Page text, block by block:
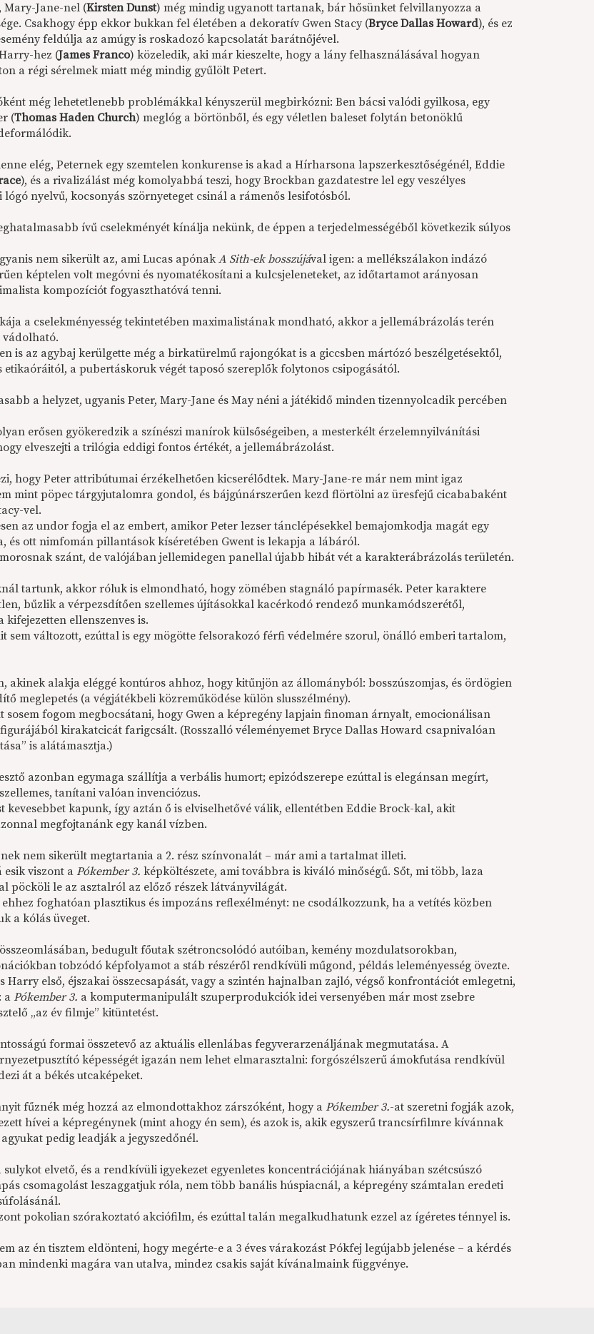
Mary-Jane-nel (Kirsten Dunst) még mindig ugyanott tartanak, bár hősünket felvillanyozza a
Csakhogy épp ekkor bukkan fel életében a dekoratív Gwen Stacy (Bryce Dallas Howard), és ez
feldúlja az amúgy is roskadozó kapcsolatát barátnőjével.
hez (James Franco) közeledik, aki már kieszelte, hogy a lány felhasználásával hogyan
a régi sérelmek miatt még mindig gyűlölt Petert.
még lehetetlenebb problémákkal kényszerül megbirkózni: Ben bácsi valódi gyilkosa, egy
(Thomas Haden Church) meglóg a börtönből, és egy véletlen baleset folytán betonöklű
elég, Peternek egy szemtelen konkurense is akad a Hírharsona lapszerkesztőségénél, Eddie
), és a rivalizálást még komolyabbá teszi, hogy Brockban gazdatestre lel egy veszélyes
lógó nyelvű, kocsonyás szörnyeteget csinál a rámenős lesifotósból.
ívű cselekményét kínálja nekünk, de éppen a terjedelmességéből következik súlyos
nem sikerült az, ami Lucas apónakA Sith-ek bosszújával igen: a mellékszálakon indázó
képtelen volt megóvni és nyomatékosítani a kulcsjeleneteket, az időtartamot arányosan
kompozíciót fogyaszthatóvá tenni.
a cselekményesség tekintetében maximalistának mondható, akkor a jellemábrázolás terén
is az agybaj kerülgette még a birkatürelmű rajongókat is a giccsben mártózó beszélgetésektől,
etikaóráitól, a pubertáskoruk végét taposó szereplők folytonos csipogásától.
a helyzet, ugyanis Peter, Mary-Jane és May néni a játékidő minden tizennyolcadik percében
erősen gyökeredzik a színészi manírok külsőségeiben, a mesterkélt érzelemnyilvánítási
elveszejti a trilógia eddigi fontos értékét, a jellemábrázolást.
hogy Peter attribútumai érzékelhetően kicserélődtek. Mary-Jane-re már nem mint igaz
mint pöpec tárgyjutalomra gondol, és bájgúnárszerűen kezd flörtölni az üresfejű cicababaként
vel.
az undor fogja el az embert, amikor Peter lezser tánclépésekkel bemajomkodja magát egy
és ott nimfomán pillantások kíséretében Gwent is lekapja a lábáról.
szánt, de valójában jellemidegen panellal újabb hibát vét a karakterábrázolás területén.
tartunk, akkor róluk is elmondható, hogy zömében stagnáló papírmasék. Peter karaktere
bűzlik a vérpezsdítően szellemes újításokkal kacérkodó rendező munkamódszerétől,
ellenszenves is.
sem változott, ezúttal is egy mögötte felsorakozó férfi védelmére szorul, önálló emberi tartalom,
akinek alakja eléggé kontúros ahhoz, hogy kitűnjön az állományból: bosszúszomjas, és ördögien
meglepetés (a végjátékbeli közreműködése külön slusszélmény).
sosem fogom megbocsátani, hogy Gwen a képregény lapjain finoman árnyalt, emocionálisan
kirakatcicát farigcsált. (Rosszalló véleményemet Bryce Dallas Howard csapnivalóan
is alátámasztja.)
azonban egymaga szállítja a verbális humort; epizódszerepe ezúttal is elegánsan megírt,
tanítani valóan invenciózus.
kevesebbet kapunk, így aztán ő is elviselhetővé válik, ellentétben Eddie Brock-kal, akit
megfojtanánk egy kanál vízben.
nem sikerült megtartania a 2. rész színvonalát – már ami a tartalmat illeti.
esik viszont aPókember 3. képköltészete, ami továbbra is kiváló minőségű. Sőt, mi több, laza
pöcköli le az asztalról az előző részek látványvilágát.
foghatóan plasztikus és impozáns reflexélményt: ne csodálkozzunk, ha a vetítés közben
a kólás üveget.
bedugult főutak szétroncsolódó autóiban, kemény mozdulatsorokban,
tobzódó képfolyamot a stáb részéről rendkívüli műgond, példás leleményesség övezte.
Harry első, éjszakai összecsapását, vagy a szintén hajnalban zajló, végső konfrontációt emlegetni,
aPókember 3. a komputermanipulált szuperprodukciók idei versenyében már most zsebre
„az év filmje” kitüntetést.
formai összetevő az aktuális ellenlábas fegyverarzenáljának megmutatása. A
képességét igazán nem lehet elmarasztalni: forgószélszerű ámokfutása rendkívül
át a békés utcaképeket.
fűznék még hozzá az elmondottakhoz zárszóként, hogy aPókember 3.-at szeretni fogják azok,
hívei a képregénynek (mint ahogy én sem), és azok is, akik egyszerű trancsírfilmre kívánnak
pedig leadják a jegyszedőnél.
elvető, és a rendkívüli igyekezet egyenletes koncentrációjának hiányában szétcsúszó
csomagolást leszaggatjuk róla, nem több banális húspiacnál, a képregény számtalan eredeti
pokolian szórakoztató akciófilm, és ezúttal talán megalkudhatunk ezzel az ígéretes ténnyel is.
az én tisztem eldönteni, hogy megérte-e a 3 éves várakozást Pókfej legújabb jelenése – a kérdés
mindenki magára van utalva, mindez csakis saját kívánalmaink függvénye.